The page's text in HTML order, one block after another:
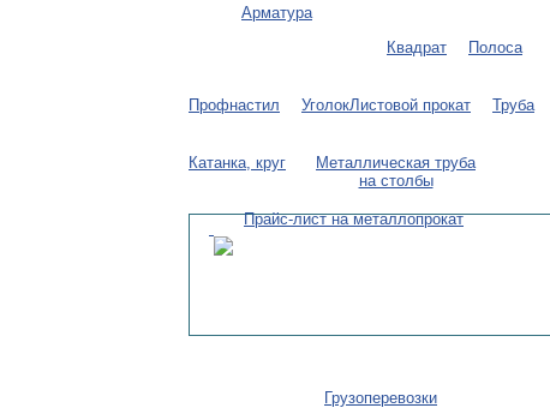
Арматура
Квадрат Полоса
Профнастил УголокЛистовой прокат Труба
Катанка, круг
Металлическая труба
на столбы
Прайс-лист на металлопрокат
Грузоперевозки